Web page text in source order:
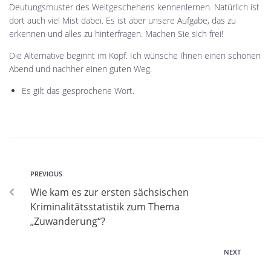
Deutungsmuster des Weltgeschehens kennenlernen. Natürlich ist
dort auch viel Mist dabei. Es ist aber unsere Aufgabe, das zu
erkennen und alles zu hinterfragen. Machen Sie sich frei!
Die Alternative beginnt im Kopf. Ich wünsche Ihnen einen schönen
Abend und nachher einen guten Weg.
Es gilt das gesprochene Wort.
PREVIOUS
Wie kam es zur ersten sächsischen
Kriminalitätsstatistik zum Thema
„Zuwanderung“?
NEXT